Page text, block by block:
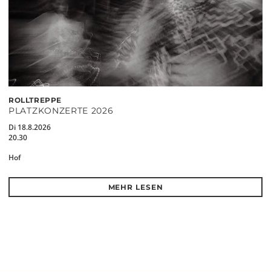
ROLLTREPPE
PLATZKONZERTE 2026
Di 18.8.2026
20.30
Hof
MEHR LESEN